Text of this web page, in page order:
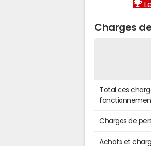
Charges
Total des
Charges de
Achats et